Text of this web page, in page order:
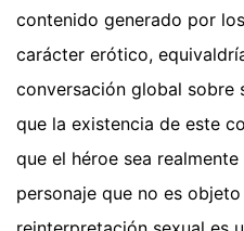
contenido generado por
carácter erótico,
conversación global sobre
que la existencia de este
que el héroe sea
personaje que no es